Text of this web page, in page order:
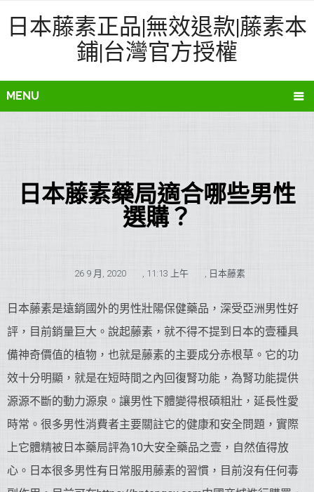
日本藤素正品|無效退款|藤素本
鋪|台灣官方授權
MENU
日本藤素藥局適合哪些男性
選購？
26 9 月, 2020 , 11:13 上午 , 日本藤素
日本藤素是遠銷國外的男性壯陽保健藥品，深受亞洲男性好
評，目前銷量巨大。說起藤素，就不得不提到日本的壹種具
備神奇價值的植物，也就是藤素的主要成分赤根草。它的功
效十分明顯，就是在短時間之內回復腎功能，為腎功能提供
源源不斷的動力源泉。讓男性下體變得根碩粗壯，延長性愛
時常。很多男性消費者主要關註它的健康和安全問題，實際
上它體精被日本藥局評為10大安全藥品之壹，自然值得放
心。日本很多男性有日常服用藤素的習慣，目前沒有任何毒